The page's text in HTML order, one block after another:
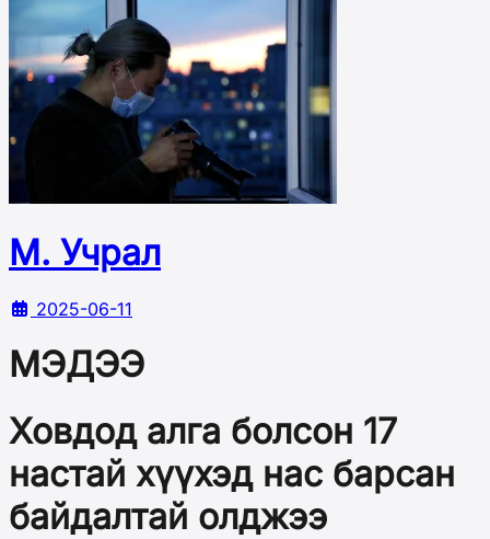
М. Учрал
2025-06-11
МЭДЭЭ
Ховдод алга болсон 17
настай хүүхэд нас барсан
байдалтай олджээ